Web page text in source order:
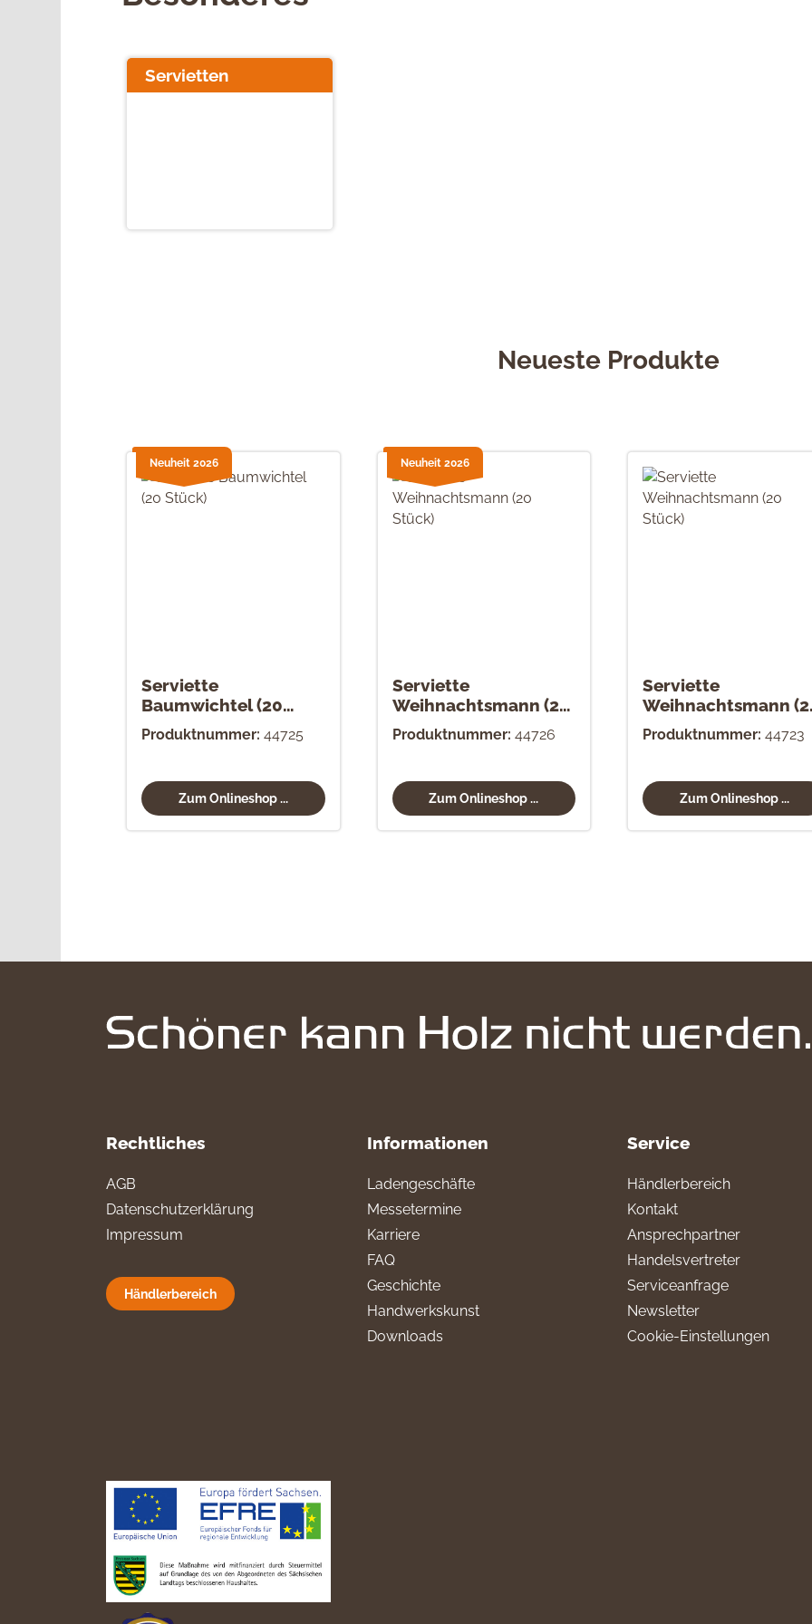
Servietten
Neueste Produkte
Serviette
Baumwichtel (20
Stück)
Produktnummer: 44725
Zum Onlineshop ...
Neuheit 2026
Serviette
Weihnachtsmann (20
Stück)
Produktnummer: 44726
Zum Onlineshop ...
Neuheit 2026
Serviette
Weihnachtsmann
Stück)
Produktnummer: 44723
Zum Onlineshop ...
Rechtliches
AGB
Datenschutzerklärung
Impressum
Händlerbereich
Informationen
Ladengeschäfte
Messetermine
Karriere
FAQ
Geschichte
Handwerkskunst
Downloads
Service
Händlerbereich
Kontakt
Ansprechpartner
Handelsvertreter
Serviceanfrage
Newsletter
Cookie-Einstellungen